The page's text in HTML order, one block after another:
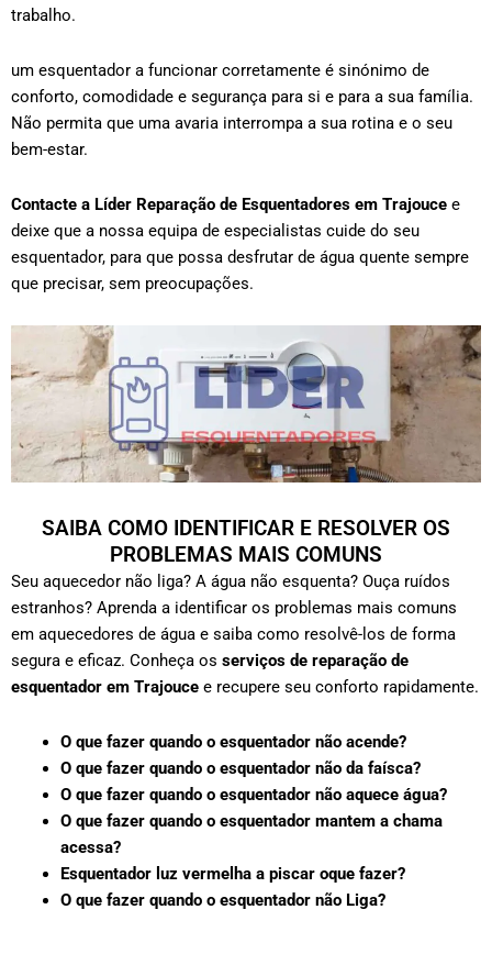
trabalho.
um esquentador a funcionar corretamente é sinónimo de
conforto, comodidade e segurança para si e para a sua família.
Não permita que uma avaria interrompa a sua rotina e o seu
bem-estar.
Contacte a Líder Reparação de Esquentadores em Trajouce e
deixe que a nossa equipa de especialistas cuide do seu
esquentador, para que possa desfrutar de água quente sempre
que precisar, sem preocupações.
SAIBA COMO IDENTIFICAR E RESOLVER OS
PROBLEMAS MAIS COMUNS
Seu aquecedor não liga? A água não esquenta? Ouça ruídos
estranhos? Aprenda a identificar os problemas mais comuns
em aquecedores de água e saiba como resolvê-los de forma
segura e eficaz. Conheça os serviços de reparação de
esquentador em Trajouce e recupere seu conforto rapidamente.
O que fazer quando o esquentador não acende?
O que fazer quando o esquentador não da faísca?
O que fazer quando o esquentador não aquece água?
O que fazer quando o esquentador mantem a chama
acessa?
Esquentador luz vermelha a piscar oque fazer?
O que fazer quando o esquentador não Liga?